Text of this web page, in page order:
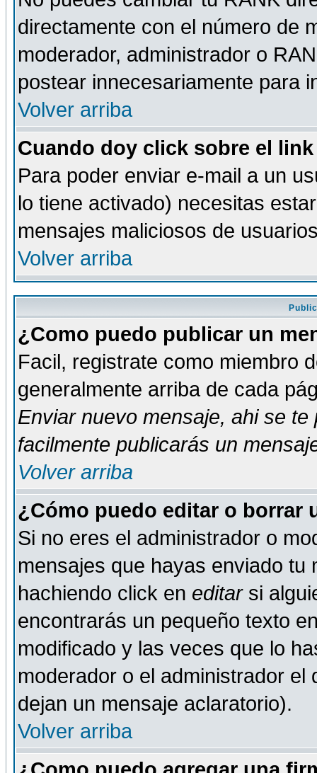
directamente con el número de
moderador, administrador o
postear innecesariamente para
Volver arriba
Cuando doy click sobre el
Para poder enviar e-mail a un
lo tiene activado) necesitas
mensajes maliciosos de
Volver arriba
¿Como puedo publicar un
Facil, registrate como miembro
generalmente arriba de cada
Enviar nuevo mensaje, ahi se te
facilmente publicarás un
Volver arriba
¿Cómo puedo editar o borrar
Si no eres el administrador o
mensajes que hayas enviado tu
hachiendo click en editarsi
encontrarás un pequeño texto
modificado y las veces que lo
moderador o el administrador
dejan un mensaje aclaratorio).
Volver arriba